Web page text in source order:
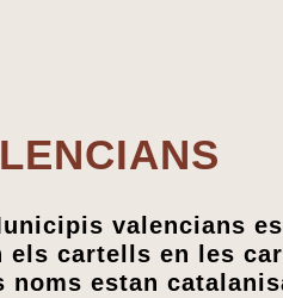
valencians
els cartells en les
estan